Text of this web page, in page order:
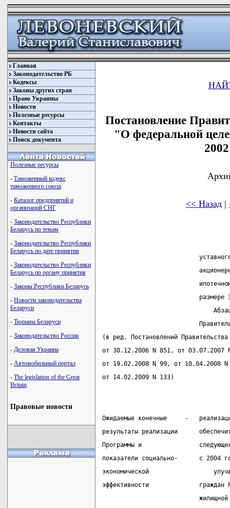
Главная
Законодательство РБ
Кодексы
Законы других стран
Право Украины
Новости
Полезные ресурсы
Контакты
Новости сайта
Поиск документа
Полезные ресурсы
- Таможенный кодекс
таможенного союза
- Каталог предприятий и
организаций СНГ
- Законодательство Республики
Беларусь по темам
- Законодательство Республики
Беларусь по дате принятия
- Законодательство Республики
Беларусь по органу принятия
- Законы Республики Беларусь
- Новости законодательства
Беларуси
- Тюрьмы Беларуси
- Законодательство России
- Деловая Украина
- Автомобильный портал
- The legislation of the Great
Britain
Правовые новости
Постановление
"О федеральной
<< Назад |
размере
(в ред. Постановлений
от 30.12.2006 N 851, от 03.07.2007
от 19.02.2008 N 99, от 10.04.2008
от 14.02.2009 N 133)
Ожидаемые конечные     -
результаты реализации
Программы и                следующих
показатели социально-      с 2004
экономической
эффективности              граждан